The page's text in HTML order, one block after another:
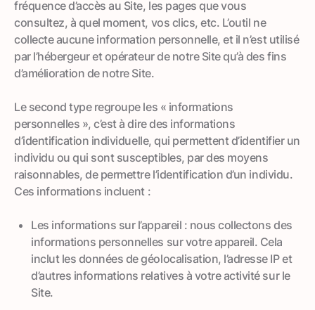
fréquence d’accès au Site, les pages que vous
consultez, à quel moment, vos clics, etc. L’outil ne
collecte aucune information personnelle, et il n’est utilisé
par l’hébergeur et opérateur de notre Site qu’à des fins
d’amélioration de notre Site.
Le second type regroupe les « informations
personnelles », c’est à dire des informations
d’identification individuelle, qui permettent d’identifier un
individu ou qui sont susceptibles, par des moyens
raisonnables, de permettre l’identification d’un individu.
Ces informations incluent :
Les informations sur l’appareil : nous collectons des
informations personnelles sur votre appareil. Cela
inclut les données de géolocalisation, l’adresse IP et
d’autres informations relatives à votre activité sur le
Site.